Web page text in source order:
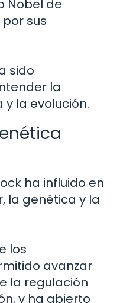
Nobel de
sus
sido
la
la evolución.
ha influido en
la genética y la
los
avanzar
la regulación
y ha abierto